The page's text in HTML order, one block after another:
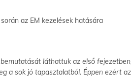
az EM kezelések hatására
láthattuk az első
a sok jó tapasztalatból. Éppen ezért